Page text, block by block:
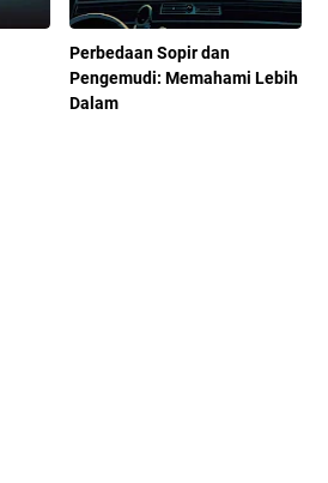
Perbedaan Sopir dan
Pengemudi: Memahami Lebih
Dalam